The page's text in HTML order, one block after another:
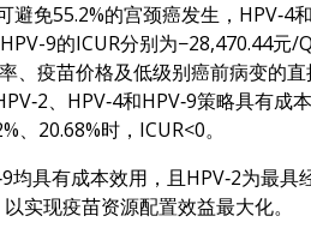
免55.2%的宫颈癌发生，HPV‑4和
9的ICUR分别为−28,470.44元/
、疫苗价格及低级别癌前病变的
、HPV‑4和HPV‑9策略具有成
20.68%时，ICUR<0。
具有成本效用，且HPV‑2为最
实现疫苗资源配置效益最大化。